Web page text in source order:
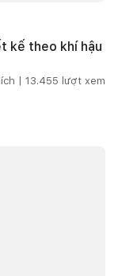
kế theo khí hậu
| 13.455 lượt xem